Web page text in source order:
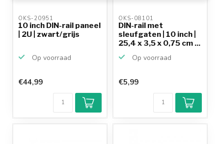
OKS-20951
10 inch DIN-rail paneel
| 2U | zwart/grijs
Op voorraad
€44,99
OKS-08101
DIN-rail met
sleufgaten | 10 inch |
25,4 x 3,5 x 0,75 cm ...
Op voorraad
€5,99